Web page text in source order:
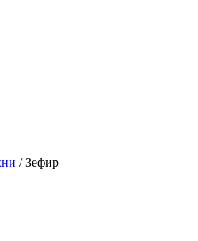
/ Зефир